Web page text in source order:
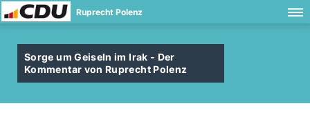
Ruprecht Polenz
Sorge um Geiseln im Irak - Der
Kommentar von Ruprecht Polenz